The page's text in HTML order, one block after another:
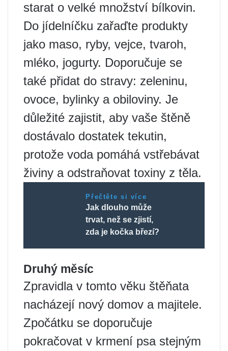
starat o velké množství bílkovin.
Do jídelníčku zařaďte produkty
jako maso, ryby, vejce, tvaroh,
mléko, jogurty. Doporučuje se
také přidat do stravy: zeleninu,
ovoce, bylinky a obiloviny. Je
důležité zajistit, aby vaše štěně
dostávalo dostatek tekutin,
protože voda pomáhá vstřebávat
živiny a odstraňovat toxiny z těla.
Přečtěte si více
Jak dlouho může
trvat, než se zjistí,
zda je kočka březí?
Druhý měsíc
Zpravidla v tomto věku štěňata
nacházejí nový domov a majitele.
Zpočátku se doporučuje
pokračovat v krmení psa stejným